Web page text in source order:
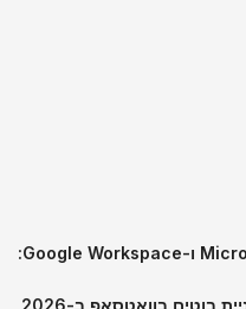
גיבוי תיבות מייל ב-Microsoft 365 ו-Google Workspace: